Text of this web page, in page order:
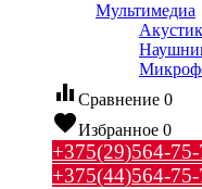
Мультимедиа
equalizer Сравнение 0
favoriteИзбранное 0
+375(29)564-75-
+375(44)564-75-